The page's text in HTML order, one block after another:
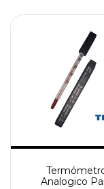
Analogico